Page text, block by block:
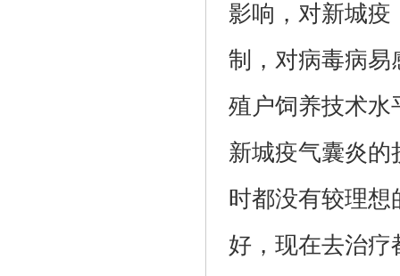
影响，对新城
制，对病毒病易
殖户饲养技术水
新城疫气囊炎
时都没有较理
好，现在去治